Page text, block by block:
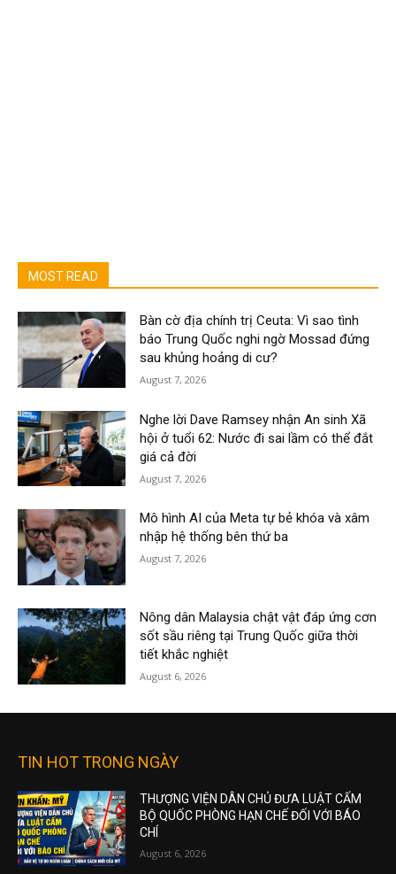
MOST READ
Bàn cờ địa chính trị Ceuta: Vì sao tình
báo Trung Quốc nghi ngờ Mossad đứng
sau khủng hoảng di cư?
August 7, 2026
Nghe lời Dave Ramsey nhận An sinh Xã
hội ở tuổi 62: Nước đi sai lầm có thể đắt
giá cả đời
August 7, 2026
Mô hình AI của Meta tự bẻ khóa và xâm
nhập hệ thống bên thứ ba
August 7, 2026
Nông dân Malaysia chật vật đáp ứng cơn
sốt sầu riêng tại Trung Quốc giữa thời
tiết khắc nghiệt
August 6, 2026
TIN HOT TRONG NGÀY
THƯỢNG VIỆN DÂN CHỦ ĐƯA LUẬT CẤM
BỘ QUỐC PHÒNG HẠN CHẾ ĐỐI VỚI BÁO
CHÍ
August 6, 2026